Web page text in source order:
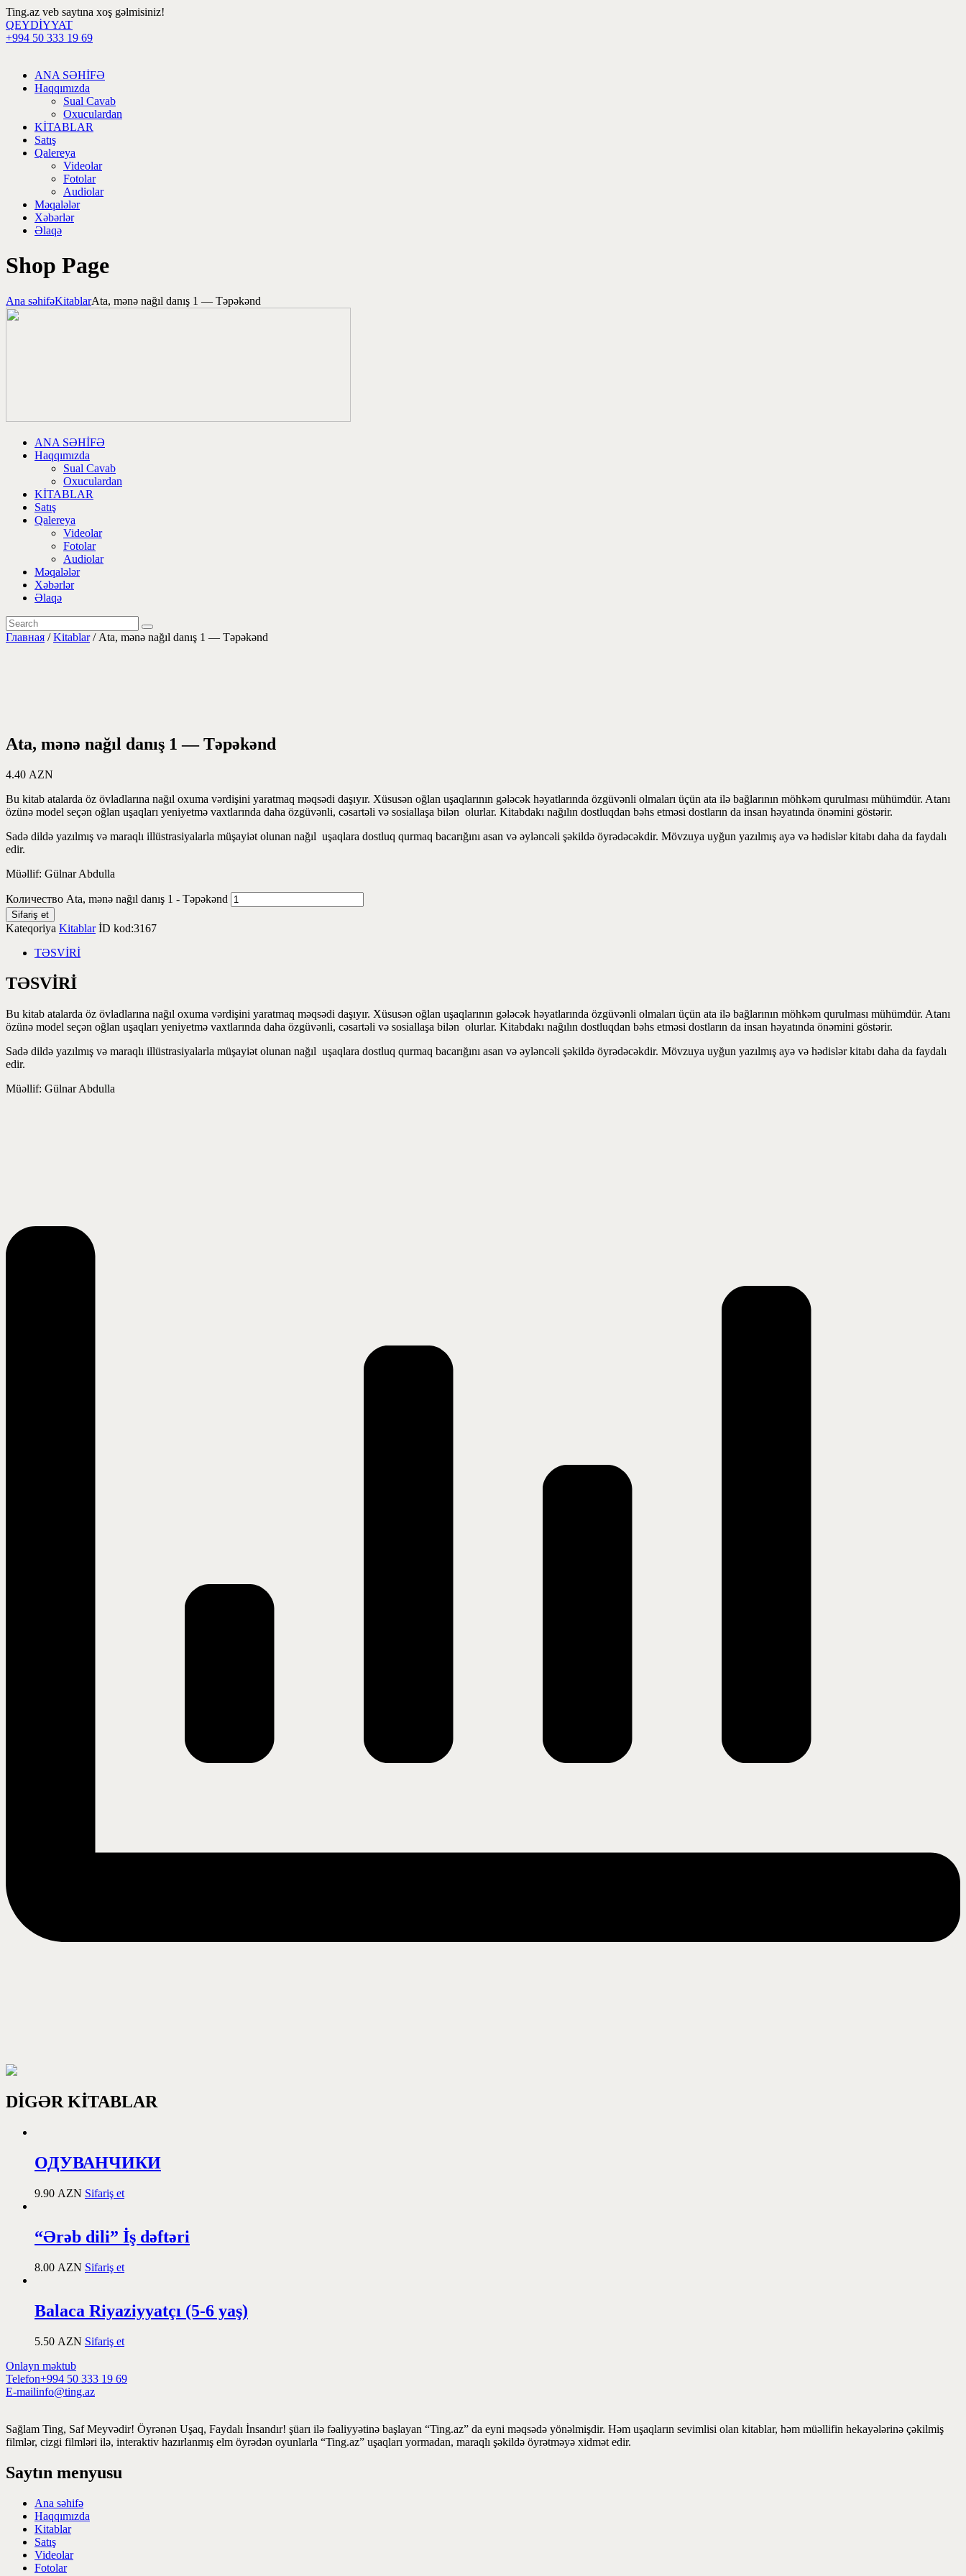
Ting.az veb saytına xoş gəlmisiniz!
QEYDİYYAT
+994 50 333 19 69
ANA SƏHİFƏ
Haqqımızda
Sual Cavab
Oxuculardan
KİTABLAR
Satış
Qalereya
Videolar
Fotolar
Audiolar
Məqalələr
Xəbərlər
Əlaqə
Shop Page
Ana səhifəKitablarAta, mənə nağıl danış 1 — Təpəkənd
ANA SƏHİFƏ
Haqqımızda
Sual Cavab
Oxuculardan
KİTABLAR
Satış
Qalereya
Videolar
Fotolar
Audiolar
Məqalələr
Xəbərlər
Əlaqə
Главная /Kitablar/ Ata, mənə nağıl danış 1 — Təpəkənd
Ata, mənə nağıl danış 1 — Təpəkənd
4.40 AZN
Bu kitab atalarda öz övladlarına nağıl oxuma vərdişini yaratmaq məqsədi daşıyır. Xüsusən oğlan uşaqlarının gələcək həyatlarında özgüvənli olmaları üçün ata ilə bağlarının möhkəm qurulması mühümdür. Atanı
özünə model seçən oğlan uşaqları yeniyetmə vaxtlarında daha özgüvənli, cəsartəli və sosiallaşa bilən olurlar. Kitabdakı nağılın dostluqdan bəhs etməsi dostların da insan həyatında önəmini göstərir.
Sadə dildə yazılmış və maraqlı illüstrasiyalarla müşayiət olunan nağıl uşaqlara dostluq qurmaq bacarığını asan və əyləncəli şəkildə öyrədəcəkdir. Mövzuya uyğun yazılmış ayə və hədislər kitabı daha da faydalı
edir.
Müəllif: Gülnar Abdulla
Количество Ata, mənə nağıl danış 1 - Təpəkənd
Sifariş et
Kateqoriya Kitablar İD kod:3167
TƏSVİRİ
TƏSVİRİ
Bu kitab atalarda öz övladlarına nağıl oxuma vərdişini yaratmaq məqsədi daşıyır. Xüsusən oğlan uşaqlarının gələcək həyatlarında özgüvənli olmaları üçün ata ilə bağlarının möhkəm qurulması mühümdür. Atanı
özünə model seçən oğlan uşaqları yeniyetmə vaxtlarında daha özgüvənli, cəsartəli və sosiallaşa bilən olurlar. Kitabdakı nağılın dostluqdan bəhs etməsi dostların da insan həyatında önəmini göstərir.
Sadə dildə yazılmış və maraqlı illüstrasiyalarla müşayiət olunan nağıl uşaqlara dostluq qurmaq bacarığını asan və əyləncəli şəkildə öyrədəcəkdir. Mövzuya uyğun yazılmış ayə və hədislər kitabı daha da faydalı
edir.
Müəllif: Gülnar Abdulla
DİGƏR KİTABLAR
ОДУВАНЧИКИ
9.90 AZN Sifariş et
“Ərəb dili” İş dəftəri
8.00 AZN Sifariş et
Balaca Riyaziyyatçı (5-6 yaş)
5.50 AZN Sifariş et
Onlayn məktub
Telefon+994 50 333 19 69
E-mailinfo@ting.az
Sağlam Ting, Saf Meyvədir! Öyrənən Uşaq, Faydalı İnsandır! şüarı ilə fəaliyyətinə başlayan “Ting.az” da eyni məqsədə yönəlmişdir. Həm uşaqların sevimlisi olan kitablar, həm müəllifin hekayələrinə çəkilmiş
filmlər, cizgi filmləri ilə, interaktiv hazırlanmış elm öyrədən oyunlarla “Ting.az” uşaqları yormadan, maraqlı şəkildə öyrətməyə xidmət edir.
Saytın menyusu
Ana səhifə
Haqqımızda
Kitablar
Satış
Videolar
Fotolar